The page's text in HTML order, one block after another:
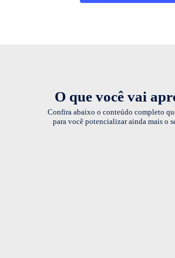
O que você vai
Confira abaixo o conteúdo completo
para você potencializar ainda mais o